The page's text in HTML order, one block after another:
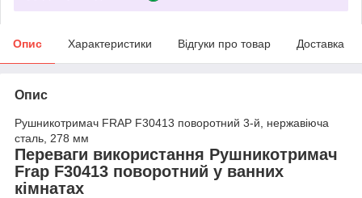
Опис Характеристики Відгуки про товар Доставка
Опис
Рушникотримач FRAP F30413 поворотний 3-й, нержавіюча
сталь, 278 мм
Переваги використання Рушникотримач
Frap F30413 поворотний у ванних
кімнатах